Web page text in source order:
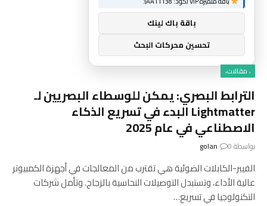
، مقالات،
الترابط البصري: يمكن للوسطاء البصريين لـ
Lightmatter البدء في تسريع الذكاء
الاصطناعي في عام 2025
بواسطة golan 0
الفيبر-الكابلات الضوئية هي تقترب من المعالجات في أجهزة الكمبيوتر
عالية الأداء، وتستبدل التوصيلات النحاسية بالزجاج. وتأمل شركات
التكنولوجيا في تسريع…
باقة باك لينك
تحسين محركات البحث